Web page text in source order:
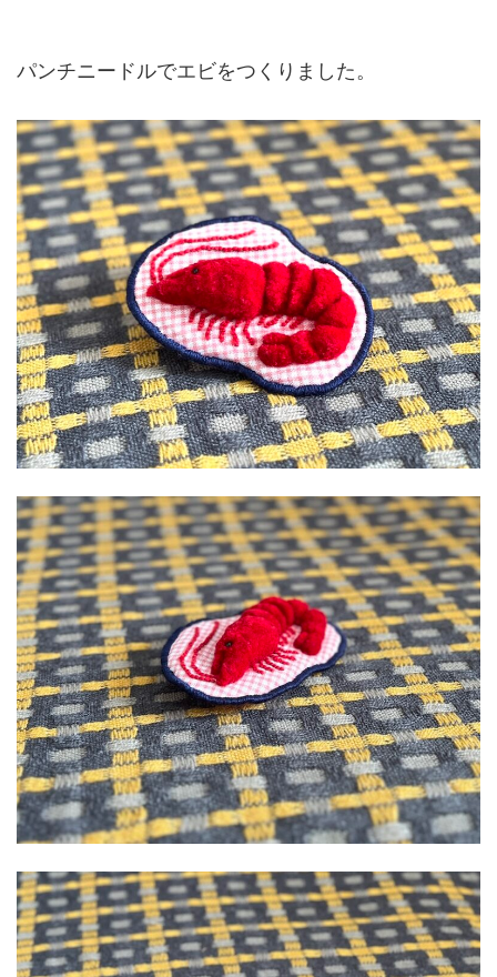
パンチニードルでエビをつくりました。